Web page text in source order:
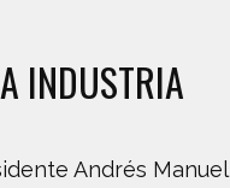
INDUSTRIA
Andrés